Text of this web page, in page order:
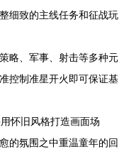
细致的主线任务和征战玩
略、军事、射击等多种元
控制准星开火即可保证基
怀旧风格打造画面场
的氛围之中重温童年的回